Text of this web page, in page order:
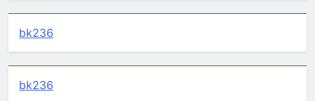
bk236
bk236